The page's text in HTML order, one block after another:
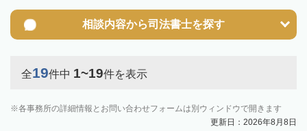
ましょう。司法書士への相談も可能です。
相談内容から司法書士を探す
全19件中 1~19件を表示
各事務所の詳細情報とお問い合わせフォームは別ウィンドウで開きます
更新日：2026年8月8日